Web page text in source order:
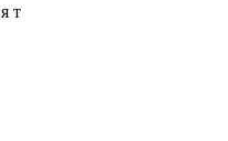
т